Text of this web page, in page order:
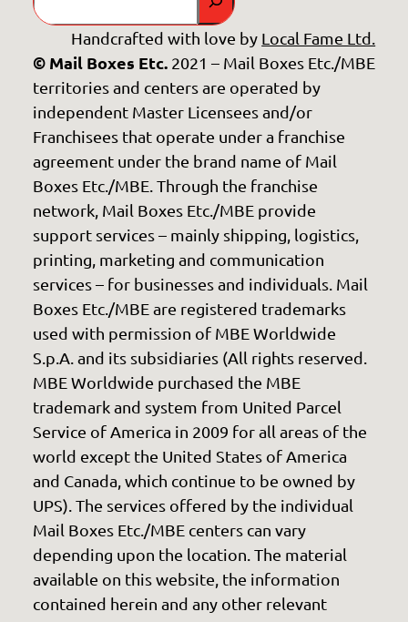
Handcrafted with love by Local Fame Ltd.
© Mail Boxes Etc.2021 – Mail Boxes Etc./MBE
territories and centers are operated by
independent Master Licensees and/or
Franchisees that operate under a franchise
agreement under the brand name of Mail
Boxes Etc./MBE. Through the franchise
network, Mail Boxes Etc./MBE provide
support services – mainly shipping, logistics,
printing, marketing and communication
services – for businesses and individuals. Mail
Boxes Etc./MBE are registered trademarks
used with permission of MBE Worldwide
S.p.A. and its subsidiaries (All rights reserved.
MBE Worldwide purchased the MBE
trademark and system from United Parcel
Service of America in 2009 for all areas of the
world except the United States of America
and Canada, which continue to be owned by
UPS). The services offered by the individual
Mail Boxes Etc./MBE centers can vary
depending upon the location. The material
available on this website, the information
contained herein and any other relevant